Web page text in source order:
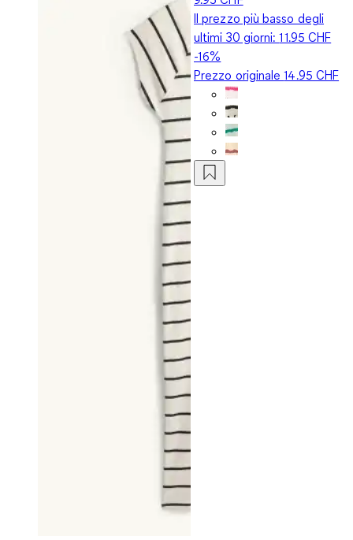
Il prezzo più basso degli
ultimi 30 giorni:11.95 CHF
-16%
Prezzo originale14.95 CHF